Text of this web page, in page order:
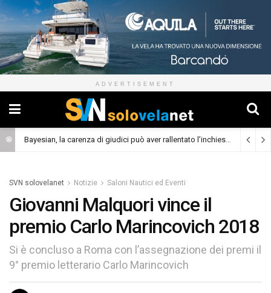
ADVERTISEMENT
Bayesian, la carenza di giudici può aver rallentato l’inchiesta (Cronaca)
SVN solovelanet Notizie Saloni Nautici ed Eventi
Giovanni Malquori vince il
premio Carlo Marincovich 2018
Si è concluso a Roma con l’assegnazione dei premi il
9° premio letterario Carlo Marincovich